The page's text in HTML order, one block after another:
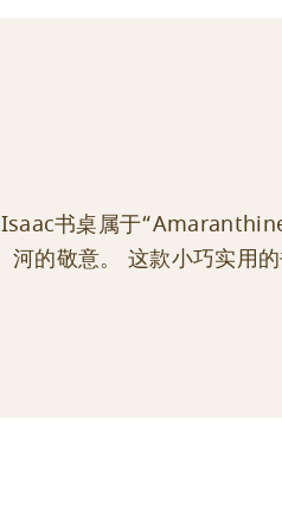
Isaac书桌属于
河的敬意。 这款小巧实用